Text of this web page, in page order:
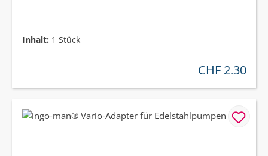
Inhalt: 1 Stück
regulärer preis:
CHF 2.30